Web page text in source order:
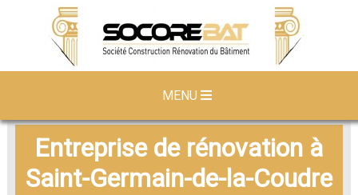
MENU
Entreprise de rénovation à
Saint-Germain-de-la-Coudre